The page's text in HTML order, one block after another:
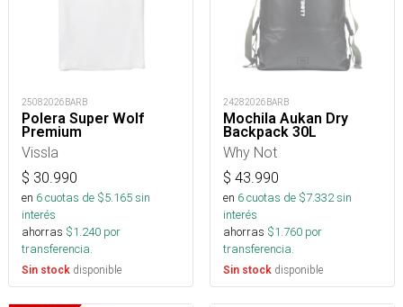
25082026BARB
Polera Super Wolf
Premium
Vissla
$ 30.990
en 6cuotas de $5.165sin
interés
ahorras $1.240 por
transferencia.
Sin stock disponible
24282026BARB
Mochila Aukan Dry
Backpack 30L
Why Not
$ 43.990
en 6cuotas de $7.332sin
interés
ahorras $1.760 por
transferencia.
Sin stock disponible